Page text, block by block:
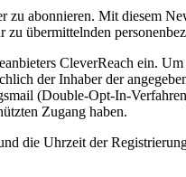
abonnieren. Mit diesem
übermittelnden
CleverReach ein.
der Inhaber der
(Double-Opt-In-
Zugang haben.
die Uhrzeit der